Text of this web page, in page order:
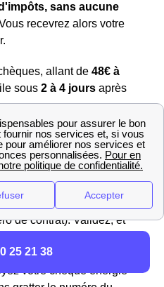
sans aucune
recevrez alors votre
allant de 48€ à
sous 2 à 4 jours après
site du chèque énergieet
de votre chèque situé
Grattez cette
Ensuite, entrez
(nom du
de contrat). Validez, et
votre chèque énergie
25 21 38